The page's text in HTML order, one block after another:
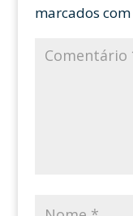
marcados com